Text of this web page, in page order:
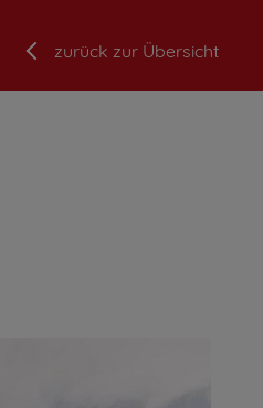
zurück zur Übersicht